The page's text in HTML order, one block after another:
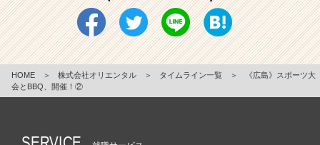
HOME ＞ 株式会社オリエンタル ＞ タイムライン一覧 ＞
《広島》スポーツ大
会とBBQ、開催！②